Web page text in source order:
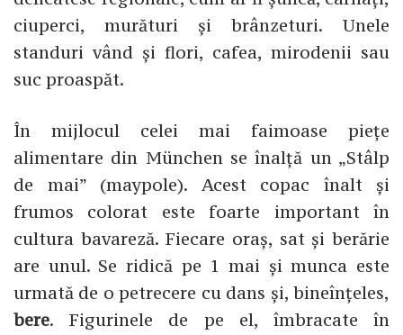
ciuperci, murături și brânzeturi. Unele
standuri vând și flori, cafea, mirodenii sau
suc proaspăt.
În mijlocul celei mai faimoase piețe
alimentare din München se înalță un „Stâlp
de mai” (maypole). Acest copac înalt și
frumos colorat este foarte important în
cultura bavareză. Fiecare oraș, sat și berărie
are unul. Se ridică pe 1 mai și munca este
urmată de o petrecere cu dans și, bineînțeles,
bere. Figurinele de pe el, îmbracate în